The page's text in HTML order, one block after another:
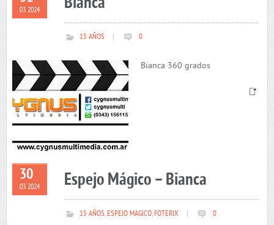
03 2024
15 AÑOS 0
Bianca 360 grados
30
03 2024 Espejo Mágico – Bianca
15 AÑOS,ESPEJO MAGICO,FOTERIX 0